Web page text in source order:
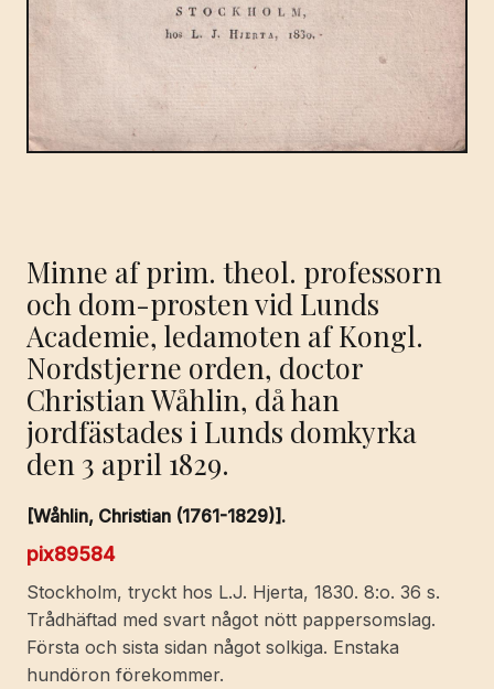
Minne af prim. theol. professorn
och dom-prosten vid Lunds
Academie, ledamoten af Kongl.
Nordstjerne orden, doctor
Christian Wåhlin, då han
jordfästades i Lunds domkyrka
den 3 april 1829.
[Wåhlin, Christian (1761-1829)].
pix89584
Stockholm, tryckt hos L.J. Hjerta, 1830. 8:o. 36 s.
Trådhäftad med svart något nött pappersomslag.
Första och sista sidan något solkiga. Enstaka
hundöron förekommer.